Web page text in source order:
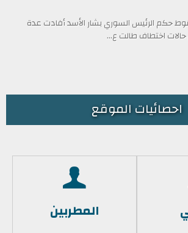
حكم الرئيس السوري بشار الأسد أفادت عدة
اختطاف طالت ع...
احصائيات الموقع
المطربين